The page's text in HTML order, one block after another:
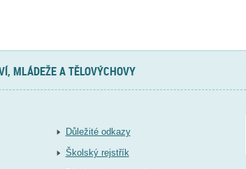
MLÁDEŽE A TĚLOVÝCHOVY
Důležité odkazy
Školský rejstřík